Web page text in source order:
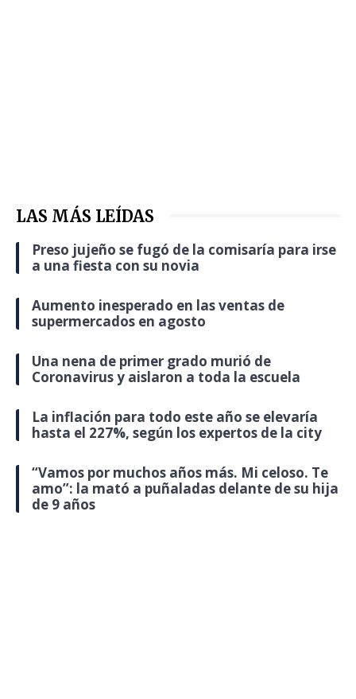
LAS MÁS LEÍDAS
Preso jujeño se fugó de la comisaría para irse
a una fiesta con su novia
Aumento inesperado en las ventas de
supermercados en agosto
Una nena de primer grado murió de
Coronavirus y aislaron a toda la escuela
La inflación para todo este año se elevaría
hasta el 227%, según los expertos de la city
“Vamos por muchos años más. Mi celoso. Te
amo”: la mató a puñaladas delante de su hija
de 9 años